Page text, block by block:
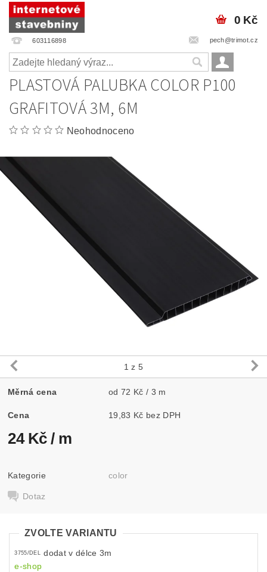
603116898 pech@trimot.cz
0 Kč
PLASTOVÁ PALUBKA COLOR P100
GRAFITOVÁ 3M, 6M
Neohodnoceno
1 z 5
Měrná cena od 72 Kč / 3 m
Cena 19,83 Kč bez DPH
24 Kč/ m
Kategorie color
Dotaz
ZVOLTE VARIANTU
3755/DEL dodat v délce 3m
e-shop